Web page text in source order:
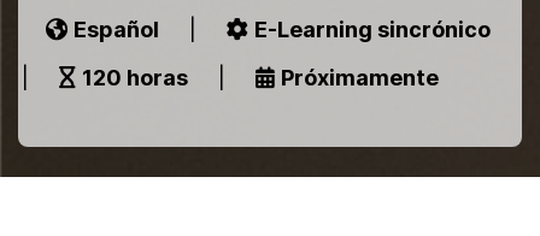
Español
E-Learning sincrónico
120 horas Próximamente